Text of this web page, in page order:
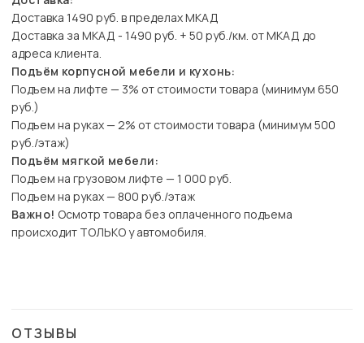
Доставка 1490 руб. в пределах МКАД
Доставка за МКАД - 1490 руб. + 50 руб./км. от МКАД до
адреса клиента.
Подъём корпусной мебели и кухонь:
Подъем на лифте — 3% от стоимости товара (минимум 650
руб.)
Подъем на руках — 2% от стоимости товара (минимум 500
руб./этаж)
Подъём мягкой мебели:
Подъем на грузовом лифте — 1 000 руб.
Подъем на руках — 800 руб./этаж
Важно! Осмотр товара без оплаченного подъема
происходит ТОЛЬКО у автомобиля.
ОТЗЫВЫ